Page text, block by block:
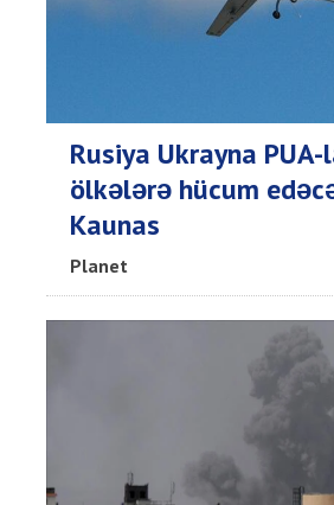
Rusiya Ukrayna
ölkələrə hücum
Kaunas
Planet